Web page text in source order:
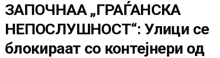
ЗАПОЧНАА „ГРАЃАНСКА
НЕПОСЛУШНОСТ“: Улици се
блокираат со контејнери од